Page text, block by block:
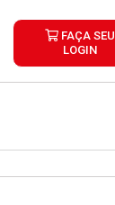
FAÇA SEU
LOGIN